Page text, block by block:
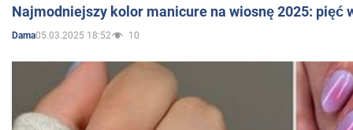
Najmodniejszy kolor manicure na wiosnę 2025: pięć
Dama05.03.2025 18:52 10